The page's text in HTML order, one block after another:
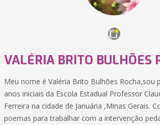
VALÉRIA BRITO BULHÕES
Meu nome é Valéria Brito Bulhões Rocha,sou
anos iniciais da Escola Estadual Professor
Ferreira na cidade de Januária ,Minas Gerais.
poemas para trabalhar com a intervenção